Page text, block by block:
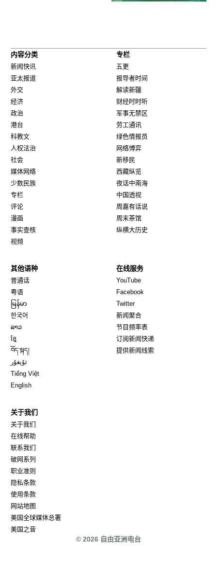
内容分类
新闻快讯
亚太报道
外交
经济
政治
港台
科教文
人权法治
社会
媒体网络
少数民族
专栏
评论
漫画
事实查核
视频
专栏
五更
报导者时间
解读新疆
财经时时听
军事无禁区
劳工通讯
绿色情报员
网络博弈
新移民
西藏纵览
夜话中南海
中国透视
周嘉有话说
周末茶馆
纵横大历史
其他语种
普通话
粤语
မြန်မာ
한국어
ລາວ
ខ្មែ
བོད་སྐད།
ئۇيغۇر
Tiếng Việt
English
在线服务
YouTube
Facebook
TwitterOpens in new window
新闻聚合
节目频率表
订阅新闻快递
提供新闻线索
关于我们
关于我们
在线帮助
联系我们
破网系列
职业准则
隐私条款
使用条款
网站地图
美国全球媒体总署
美国之音
© 2026 自由亚洲电台